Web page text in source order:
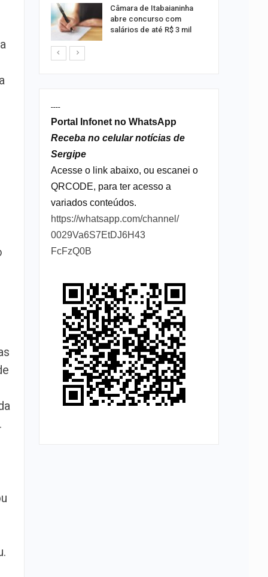
Câmara de Itabaianinha
abre concurso com
salários de até R$ 3 mil
----
Portal Infonet no WhatsApp
Receba no celular notícias de
Sergipe
Acesse o link abaixo, ou escanei o
QRCODE, para ter acesso a
variados conteúdos.
https://whatsapp.com/channel/
0029Va6S7EtDJ6H43
FcFzQ0B